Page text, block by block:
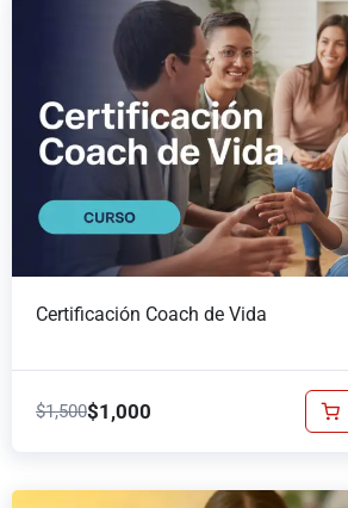
Certificación Coach de Vida
$1,500
era:
$1,500.
$1,000
es:
$1,000.